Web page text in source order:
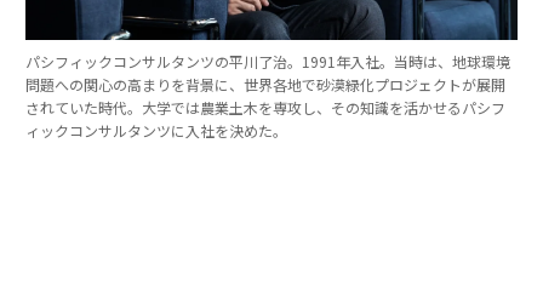
パシフィックコンサルタンツの平川了治。1991年入社。当時は、地球環境
問題への関心の高まりを背景に、世界各地で砂漠緑化プロジェクトが展開
されていた時代。大学では農業土木を専攻し、その知識を活かせるパシフ
ィックコンサルタンツに入社を決めた。